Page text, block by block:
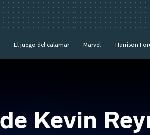
El juego del calamar Marvel Harrison
Kevin